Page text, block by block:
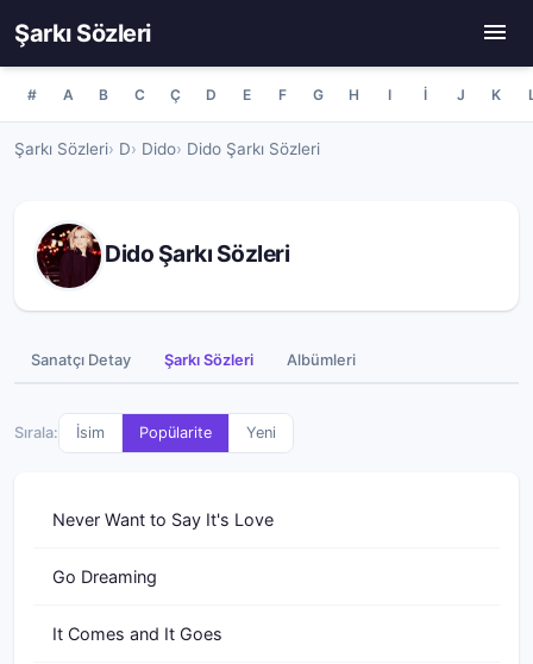
Şarkı Sözleri
# A B C Ç D E F G H I İ J K
Şarkı Sözleri D Dido Dido Şarkı Sözleri
Dido Şarkı Sözleri
Sanatçı Detay Şarkı Sözleri Albümleri
Sırala: İsim Popülarite Yeni
Never Want to Say It's Love
Go Dreaming
It Comes and It Goes